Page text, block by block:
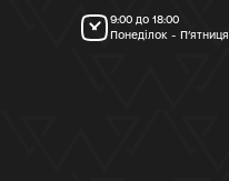
9:00 до 18:00
Понеділок - П’ятниця